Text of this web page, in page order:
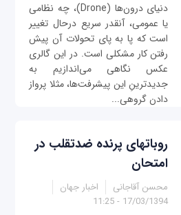
دنیای درون‌ها (Drone)، چه نظامی
یا عمومی، آنقدر سریع درحال تغییر
است که پا به پای تحولات آن پیش
رفتن کار مشکلی است. در این گالری
عکس نگاهی می‌اندازیم به
جدیدترینِ این پیشرفت‌ها، مثلا پرواز
دادن گروهی...
روبات‎های پرنده ضدتقلب در
امتحان
محسن آقاجانی
اخبار جهان
17/03/1394 - 11:25